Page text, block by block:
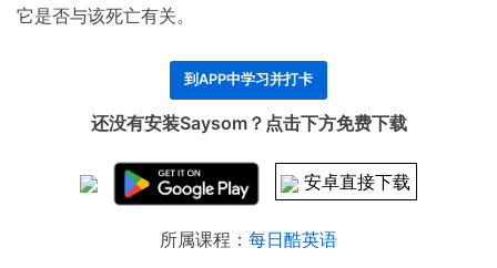
它是否与该死亡有关。
到APP中学习并打卡
还没有安装Saysom？点击下方免费下载
安卓直接下载
所属课程： 每日酷英语